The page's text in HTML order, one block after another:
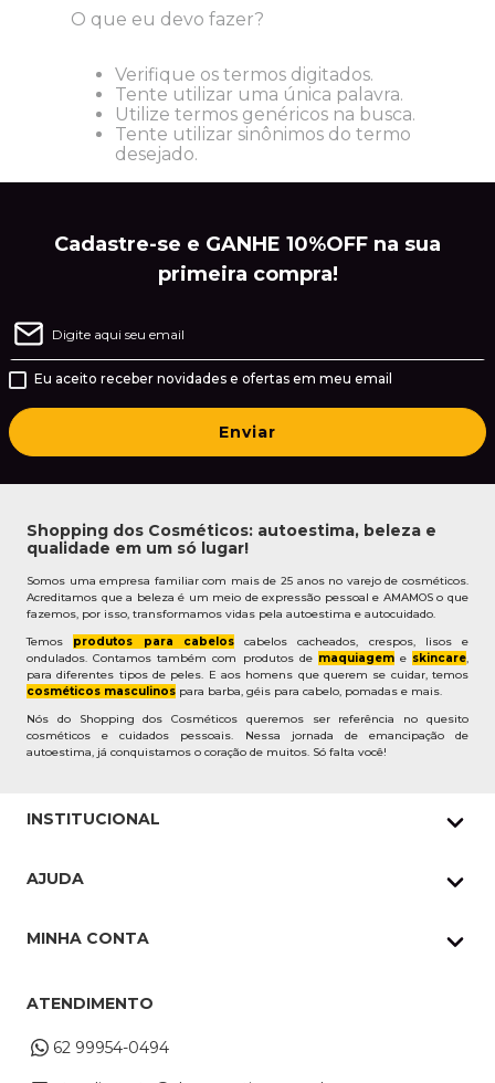
O que eu devo fazer?
Verifique os termos digitados.
Tente utilizar uma única palavra.
Utilize termos genéricos na busca.
Tente utilizar sinônimos do termo
desejado.
Cadastre-se e GANHE 10%OFF na sua
primeira compra!
Eu aceito receber novidades e ofertas em meu email
Enviar
Shopping dos Cosméticos: autoestima, beleza e
qualidade em um só lugar!
Somos uma empresa familiar com mais de 25 anos no varejo de cosméticos.
Acreditamos que a beleza é um meio de expressão pessoal e AMAMOS o que
fazemos, por isso, transformamos vidas pela autoestima e autocuidado.
Temos produtos para cabeloscabelos cacheados, crespos, lisos e
ondulados. Contamos também com produtos de maquiageme skincare,
para diferentes tipos de peles. E aos homens que querem se cuidar, temos
cosméticos masculinos para barba, géis para cabelo, pomadas e mais.
Nós do Shopping dos Cosméticos queremos ser referência no quesito
cosméticos e cuidados pessoais. Nessa jornada de emancipação de
autoestima, já conquistamos o coração de muitos. Só falta você!
INSTITUCIONAL
Pedidos Whatsapp
Cupons
AJUDA
MINHA CONTA
Alterar Cadastro
ATENDIMENTO
62 99954-0494